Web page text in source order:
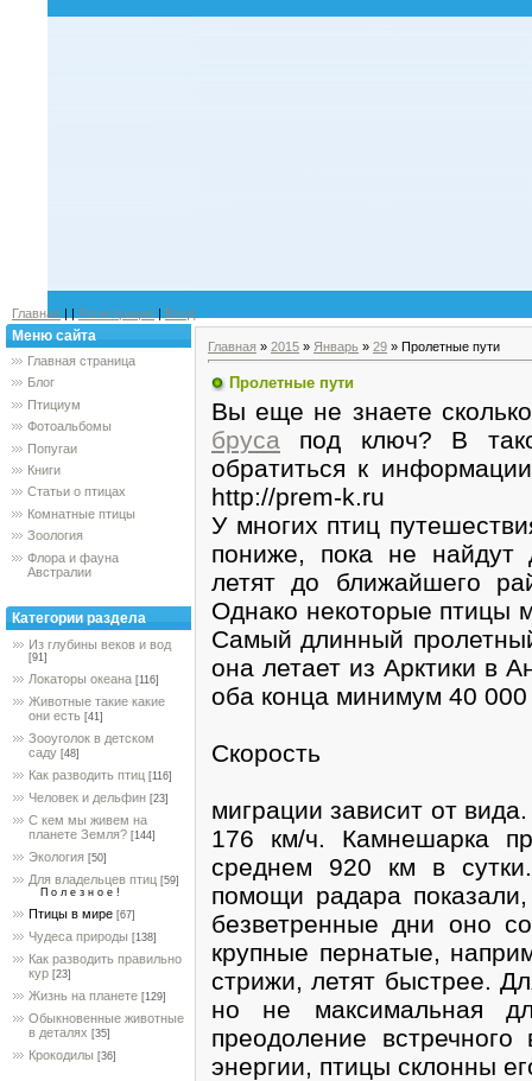
Главная | | Регистрация | Вход
Меню сайта
Главная страница
Блог
Птициум
Фотоальбомы
Попугаи
Книги
Статьи о птицах
Комнатные птицы
Зоология
Флора и фауна
Австралии
Категории раздела
Из глубины веков и вод
[91]
Локаторы океана [116]
Животные такие какие
они есть [41]
Зооуголок в детском
саду [48]
Как разводить птиц [116]
Человек и дельфин [23]
С кем мы живем на
планете Земля? [144]
Экология [50]
Для владельцев птиц [59]
П о л е з н о е !
Птицы в мире [67]
Чудеса природы [138]
Как разводить правильно
кур [23]
Жизнь на планете [129]
Обыкновенные животные
в деталях [35]
Крокодилы [36]
Главная » 2015 » Январь » 29 » Пролетные пути
Пролетные пути
Вы еще не знаете
бруса под ключ? В
обратиться к
http://prem-k.ru
У многих птиц
пониже, пока не найдут
летят до ближайшего
Однако некоторые птицы
Самый длинный
она летает из Арктики в
оба конца минимум 40 000
Скорость
миграции зависит от
176 км/ч. Камнешарка
среднем 920 км в
помощи радара
безветренные дни оно
крупные пернатые,
стрижи, летят быстрее.
но не максимальная
преодоление
энергии, птицы склонны